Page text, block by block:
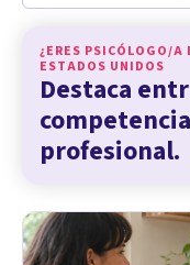
¿ERES PSICÓLOGO/A
ESTADOS UNIDOS
Destaca
competencia
profesional.